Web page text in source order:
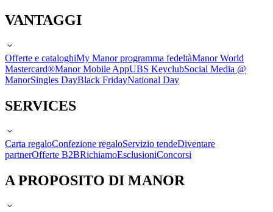
VANTAGGI
Offerte e cataloghiMy Manor programma fedeltàManor World
Mastercard®Manor Mobile AppUBS KeyclubSocial Media @
ManorSingles DayBlack FridayNational Day
SERVICES
Carta regaloConfezione regaloServizio tendeDiventare
partnerOfferte B2BRichiamoEsclusioniConcorsi
A PROPOSITO DI MANOR